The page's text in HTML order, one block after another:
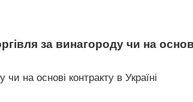
за винагороду чи на
на основі контракту в Україні